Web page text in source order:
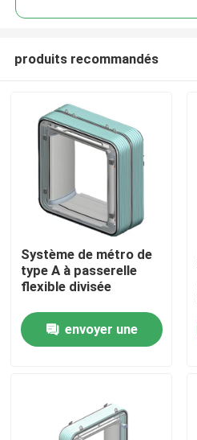
À la maison
Produits
visite de l'usine
produits recommandés
Système de métro de
type A à passerelle
flexible divisée
envoyer une